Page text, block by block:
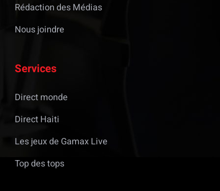
Rédaction des Médias
Nous joindre
Services
Direct monde
Direct Haiti
Les jeux de Gamax Live
Top des tops